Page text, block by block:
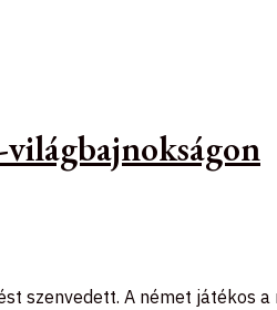
szenvedett. A német játékos